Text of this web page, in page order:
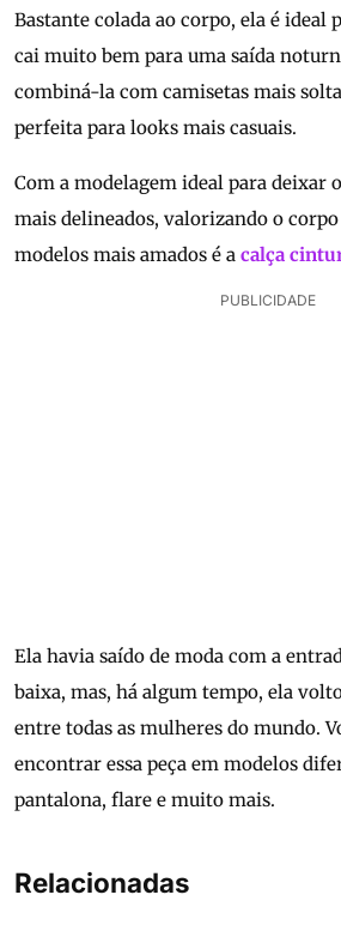
Bastante colada ao corpo, ela é ideal
cai muito bem para uma saída
combiná-la com camisetas mais
perfeita para looks mais casuais.
Com a modelagem ideal para deixar
mais delineados, valorizando o
modelos mais amados é a calça
PUBLICIDADE
Ela havia saído de moda com a
baixa, mas, há algum tempo, ela
entre todas as mulheres do mundo.
encontrar essa peça em modelos
pantalona, flare e muito mais.
Relacionadas